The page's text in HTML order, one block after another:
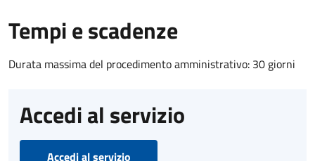
Tempi e scadenze
Durata massima del procedimento amministrativo: 30 giorni
Accedi al servizio
Accedi al servizio